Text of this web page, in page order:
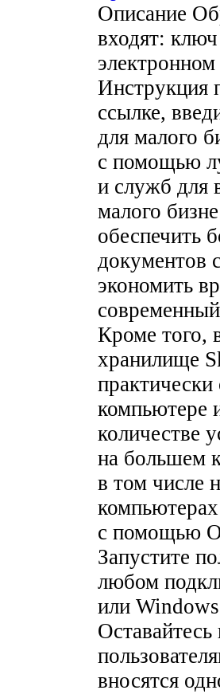
Описание
входят:
Инструкция
ссылке,
для малого
с помощью
и служб для
малого
обеспечить
экономить
Кроме того,
хранилище
компьютере
количестве
на большем
в том числе
с помощью
Запустите
любом
или
вносятся